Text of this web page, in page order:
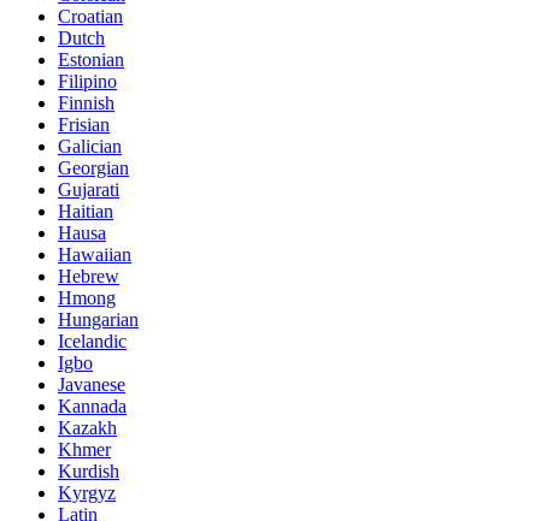
Croatian
Dutch
Estonian
Filipino
Finnish
Frisian
Galician
Georgian
Gujarati
Haitian
Hausa
Hawaiian
Hebrew
Hmong
Hungarian
Icelandic
Igbo
Javanese
Kannada
Kazakh
Khmer
Kurdish
Kyrgyz
Latin